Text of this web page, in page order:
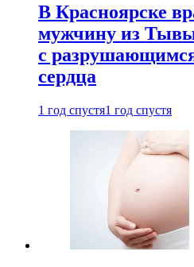
В Красноярске
мужчину из
с
сердца
1 год спустя1 год спустя